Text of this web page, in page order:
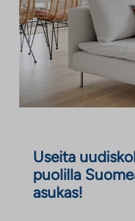
s
e
l
v
e
Useita
puolilla
asukas!